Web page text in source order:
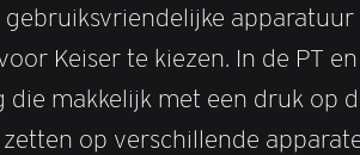
Keiser te kiezen. In de PT
makkelijk met een druk op
op verschillende